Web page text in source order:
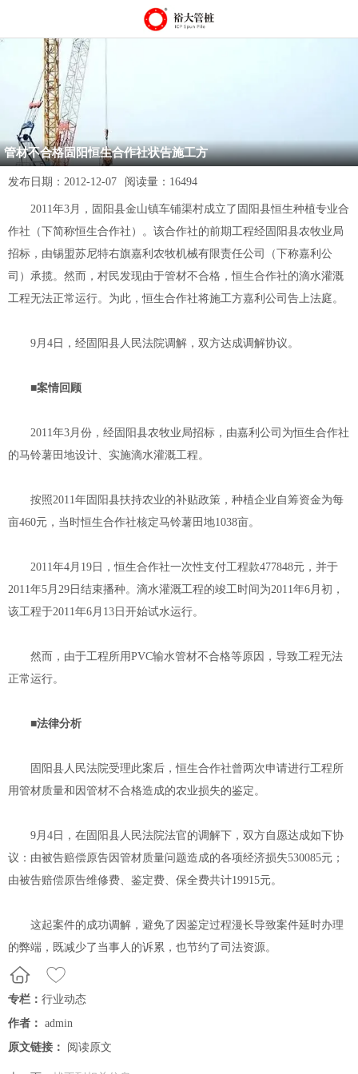
管材不合格固阳恒生合作社状告施工方
发布日期： 2012-12-07 阅读量： 16494
2011年3月，固阳县金山镇车铺渠村成立了固阳县恒生种植专业合
作社（下简称恒生合作社）。该合作社的前期工程经固阳县农牧业局
招标，由锡盟苏尼特右旗嘉利农牧机械有限责任公司（下称嘉利公
司）承揽。然而，村民发现由于管材不合格，恒生合作社的滴水灌溉
工程无法正常运行。为此，恒生合作社将施工方嘉利公司告上法庭。
9月4日，经固阳县人民法院调解，双方达成调解协议。
■案情回顾
2011年3月份，经固阳县农牧业局招标，由嘉利公司为恒生合作社
的马铃薯田地设计、实施滴水灌溉工程。
按照2011年固阳县扶持农业的补贴政策，种植企业自筹资金为每
亩460元，当时恒生合作社核定马铃薯田地1038亩。
2011年4月19日，恒生合作社一次性支付工程款477848元，并于
2011年5月29日结束播种。滴水灌溉工程的竣工时间为2011年6月初，
该工程于2011年6月13日开始试水运行。
然而，由于工程所用PVC输水管材不合格等原因，导致工程无法
正常运行。
■法律分析
固阳县人民法院受理此案后，恒生合作社曾两次申请进行工程所
用管材质量和因管材不合格造成的农业损失的鉴定。
9月4日，在固阳县人民法院法官的调解下，双方自愿达成如下协
议：由被告赔偿原告因管材质量问题造成的各项经济损失530085元；
由被告赔偿原告维修费、鉴定费、保全费共计19915元。
这起案件的成功调解，避免了因鉴定过程漫长导致案件延时办理
的弊端，既减少了当事人的诉累，也节约了司法资源。
专栏： 行业动态
作者： admin
原文链接：
阅读原文